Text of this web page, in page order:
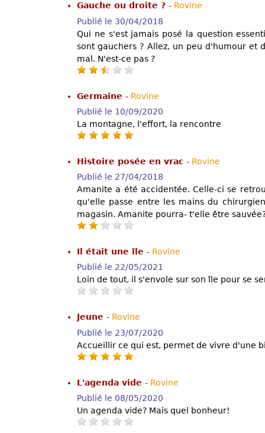
Gauche ou droite ? - Rovine
Publié le 30/04/2018
Qui ne s'est jamais posé la question
sont gauchers ? Allez, un peu d'humour et
mal. N'est-ce pas ?
Germaine - Rovine
Publié le 10/09/2020
La montagne, l'effort, la rencontre
Histoire posée en vrac - Rovine
Publié le 27/04/2018
Amanite a été accidentée. Celle-ci se
qu'elle passe entre les mains du
magasin. Amanite pourra- t'elle être
Il était une île - Rovine
Publié le 22/05/2021
Loin de tout, il s'envole sur son île pour se
Jeune - Rovine
Publié le 23/07/2020
Accueillir ce qui est, permet de vivre d'une
L'agenda vide - Rovine
Publié le 08/05/2020
Un agenda vide? Mais quel bonheur!